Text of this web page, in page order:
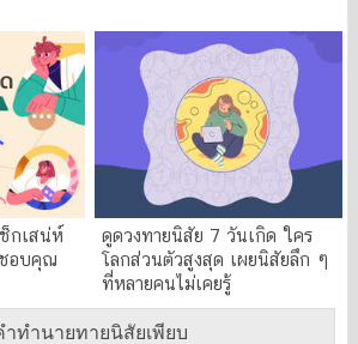
กเสน่ห์
ชอบคุณ
ดูดวงทายนิสัย 7 วันเกิด ใคร
โลกส่วนตัวสูงสุด เผยนิสัยลึก ๆ
ที่หลายคนไม่เคยรู้
ำทำนายทายนิสัยเพียบ